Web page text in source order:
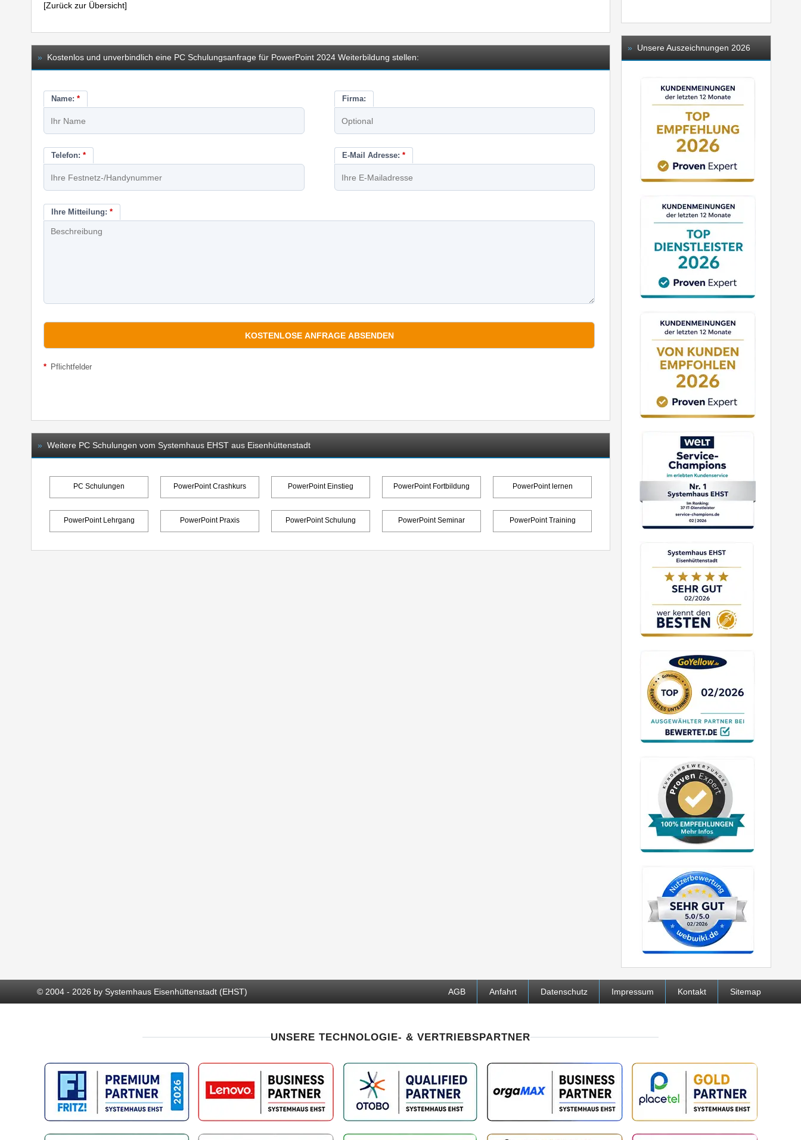
[Zurück zur Übersicht]
» Kostenlos und unverbindlich eine PC Schulungsanfrage für PowerPoint 2024 Weiterbildung stellen:
Name: * Firma:
Telefon: * E-Mail Adresse: *
Ihre Mitteilung: *
* Pflichtfelder
» Weitere PC Schulungen vom Systemhaus EHST aus Eisenhüttenstadt
PC Schulungen PowerPoint Crashkurs PowerPoint Einstieg PowerPoint Fortbildung PowerPoint lernen
PowerPoint Lehrgang PowerPoint Praxis PowerPoint Schulung PowerPoint Seminar PowerPoint Training
» Unsere Auszeichnungen 2026
© 2004 - 2026 by Systemhaus Eisenhüttenstadt (EHST) AGB Anfahrt Datenschutz Impressum Kontakt Sitemap
UNSERE TECHNOLOGIE- & VERTRIEBSPARTNER